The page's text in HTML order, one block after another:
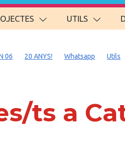
UTILS
06 20 ANYS! Whatsapp Utils
ts a